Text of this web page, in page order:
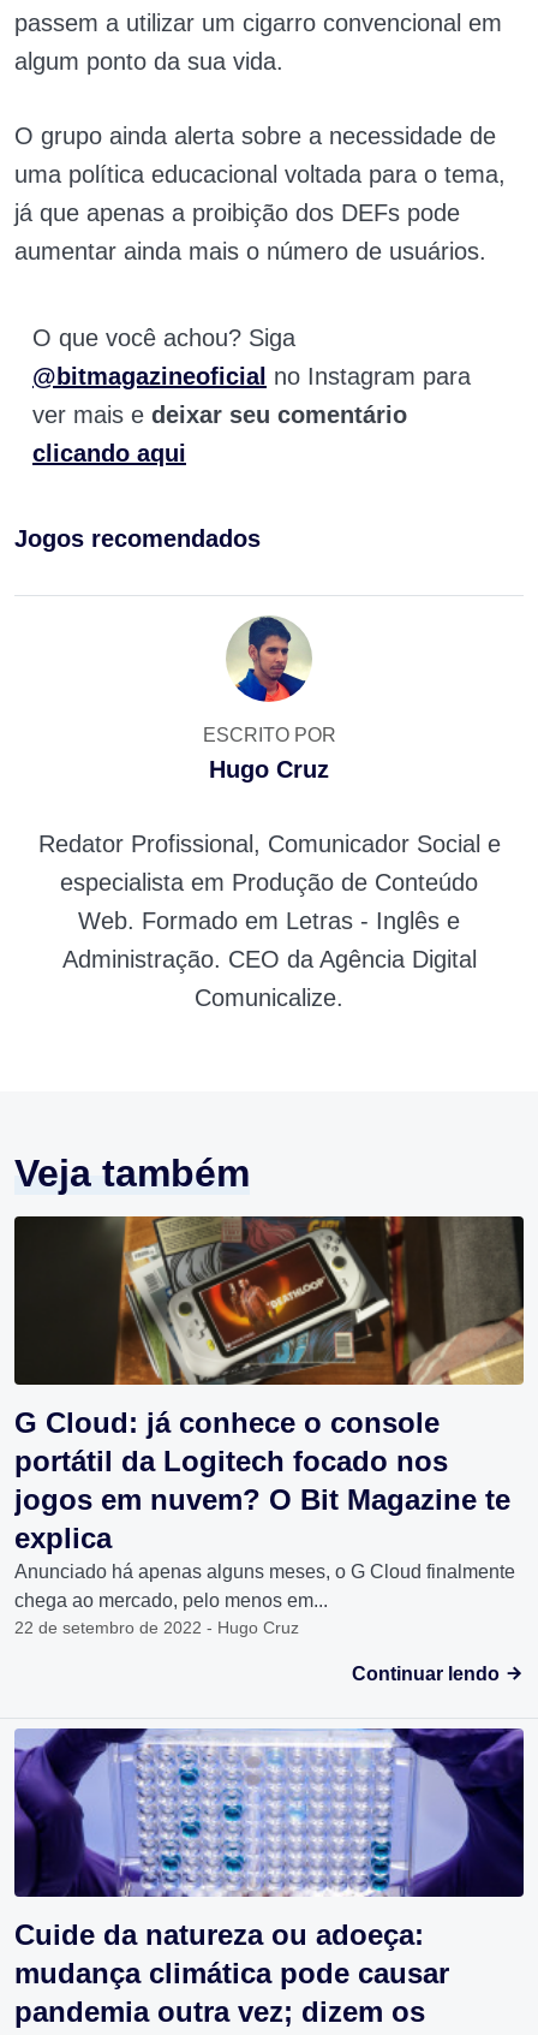
passem a utilizar um cigarro convencional em
algum ponto da sua vida.
O grupo ainda alerta sobre a necessidade de
uma política educacional voltada para o tema,
já que apenas a proibição dos DEFs pode
aumentar ainda mais o número de usuários.
O que você achou? Siga
@bitmagazineoficial no Instagram para
ver mais e deixar seu comentário
clicando aqui
Jogos recomendados
ESCRITO POR
Hugo Cruz
Redator Profissional, Comunicador Social e
especialista em Produção de Conteúdo
Web. Formado em Letras - Inglês e
Administração. CEO da Agência Digital
Comunicalize.
Veja também
G Cloud: já conhece o console
portátil da Logitech focado nos
jogos em nuvem? O Bit Magazine te
explica
Anunciado há apenas alguns meses, o G Cloud finalmente
chega ao mercado, pelo menos em...
22 de setembro de 2022 - Hugo Cruz
Continuar lendo
Cuide da natureza ou adoeça:
mudança climática pode causar
pandemia outra vez; dizem os